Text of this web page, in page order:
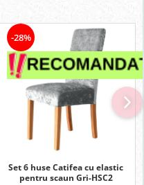
-28%
Set 6 huse Catifea cu elastic
pentru scaun Gri-HSC2